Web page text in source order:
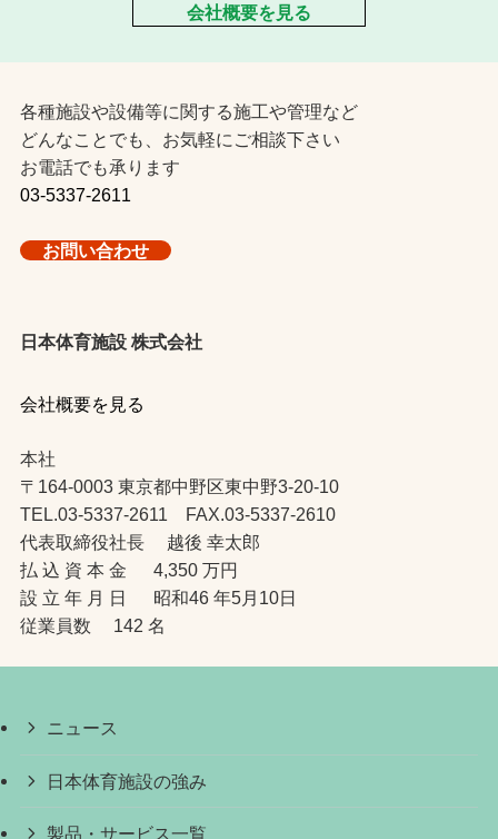
会社概要を見る
各種施設や設備等に関する施工や管理など
どんなことでも、お気軽にご相談下さい
お電話でも承ります
03-5337-2611
お問い合わせ
日本体育施設 株式会社
会社概要を見る
本社
〒164-0003 東京都中野区東中野3-20-10
TEL.03-5337-2611 FAX.03-5337-2610
代表取締役社長 越後 幸太郎
払 込 資 本 金 4,350 万円
設 立 年 月 日 昭和46 年5月10日
従業員数 142 名
ニュース
日本体育施設の強み
製品・サービス一覧